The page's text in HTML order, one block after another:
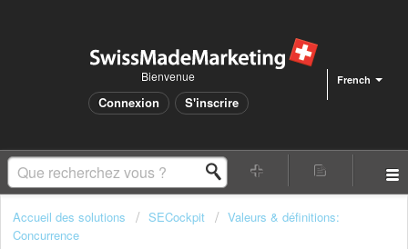
French
Bienvenue
Connexion S'inscrire
Accueil des solutions SECockpit
Valeurs & définitions:
Concurrence